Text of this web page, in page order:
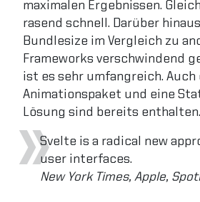
maximalen Ergebnissen.
rasend schnell. Darüber
Bundlesize im Vergleich zu
Frameworks verschwindend
ist es sehr umfangreich. Auch
Animationspaket und eine
Lösung sind bereits enthalten.
Svelte is a radical new
user interfaces.
New York Times, Apple,